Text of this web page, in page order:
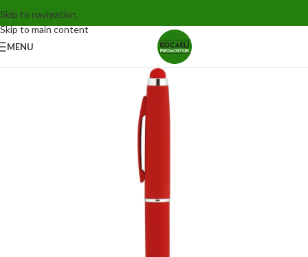
Skip to navigation
Skip to main content
MENU